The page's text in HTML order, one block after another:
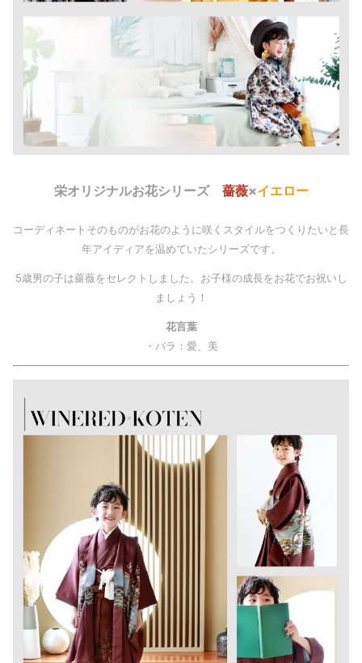
栄オリジナルお花シリーズ 薔薇×イエロー
コーディネートそのものがお花のように咲くスタイルをつくりたいと長
年アイディアを温めていたシリーズです。
5歳男の子は薔薇をセレクトしました。お子様の成長をお花でお祝いし
ましょう！
花言葉
・バラ：愛、美